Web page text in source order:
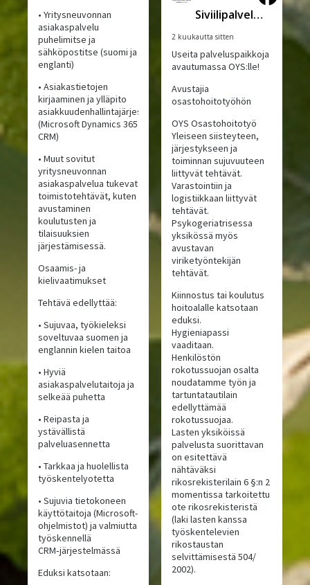
• Yritysneuvonnan
asiakaspalvelu
puhelimitse ja
sähköpostitse (suomi ja
englanti)
• Asiakastietojen
kirjaaminen ja ylläpito
asiakkuudenhallintajärjestelmässä
(Microsoft Dynamics 365
CRM)
• Muut sovitut
yritysneuvonnan
asiakaspalvelua tukevat
toimistotehtävät, kuten
avustaminen
koulutusten ja
tilaisuuksien
järjestämisessä.
Osaamis- ja
kielivaatimukset
Tehtävä edellyttää:
• Sujuvaa, työkieleksi
soveltuvaa suomen ja
englannin kielen taitoa
• Hyviä
asiakaspalvelutaitoja ja
selkeää puhetta
• Reipasta ja
ystävällistä
palveluasennetta
• Tarkkaa ja huolellista
työskentelyotetta
• Sujuvia tietokoneen
käyttötaitoja (Microsoft-
ohjelmistot) ja valmiutta
työskennellä
CRM‑järjestelmässä
Eduksi katsotaan:
Siviilipalveluskeskus
2 kuukautta sitten
Useita palveluspaikkoja
avautumassa OYS:lle!
Avustajia
osastohoitotyöhön
OYS Osastohoitotyö
Yleiseen siisteyteen,
järjestykseen ja
toiminnan sujuvuuteen
liittyvät tehtävät.
Varastointiin ja
logistiikkaan liittyvät
tehtävät.
Psykogeriatrisessa
yksikössä myös
avustavan
viriketyöntekijän
tehtävät.
Kiinnostus tai koulutus
hoitoalalle katsotaan
eduksi.
Hygieniapassi
vaaditaan.
Henkilöstön
rokotussuojan osalta
noudatamme työn ja
tartuntatautilain
edellyttämää
rokotussuojaa.
Lasten yksiköissä
palvelusta suorittavan
on esitettävä
nähtäväksi
rikosrekisterilain 6 §:n 2
momentissa tarkoitettu
ote rikosrekisteristä
(laki lasten kanssa
työskentelevien
rikostaustan
selvittämisestä 504/
2002).